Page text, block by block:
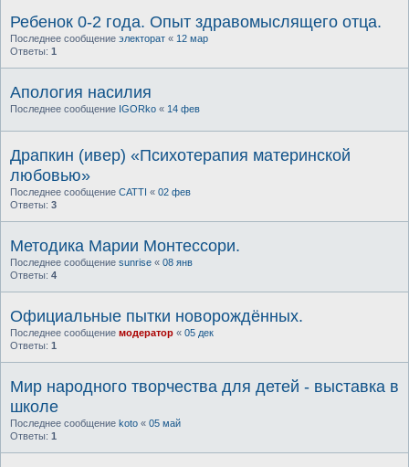
Ребенок 0-2 года. Опыт здравомыслящего отца.
Последнее сообщение электорат « 12 мар
Ответы: 1
Апология насилия
Последнее сообщение IGORko « 14 фев
Драпкин (ивер) «Психотерапия материнской
любовью»
Последнее сообщение CATTI « 02 фев
Ответы: 3
Методика Марии Монтесcори.
Последнее сообщение sunrise « 08 янв
Ответы: 4
Официальные пытки новорождённых.
Последнее сообщение модератор « 05 дек
Ответы: 1
Мир народного творчества для детей - выставка в
школе
Последнее сообщение koto « 05 май
Ответы: 1